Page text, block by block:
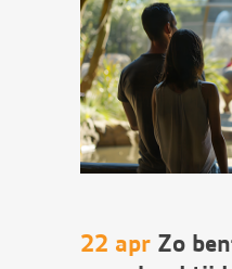
22 apr Zo